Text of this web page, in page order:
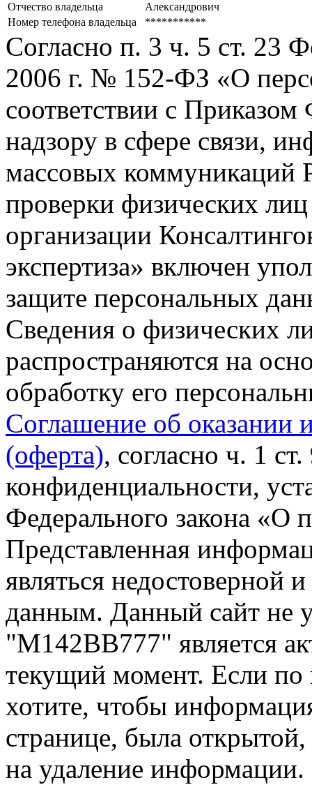
Отчество владельца
Александрович
Номер телефона владельца
***********
Согласно п. 3 ч. 5 ст. 23
2006 г. № 152-ФЗ «О
соответствии с
надзору в сфере связи,
массовых коммуникаций
проверки физических
организации
экспертиза» включен
защите персональных
Сведения о физических
распространяются на
обработку его
Соглашение об оказании
(оферта), согласно ч. 1
конфиденциальности,
Федерального закона «О
Представленная
являться недостоверной
данным. Данный сайт не
"М142ВВ777" является
текущий момент. Если
хотите, чтобы
странице, была открытой,
на удаление информации.